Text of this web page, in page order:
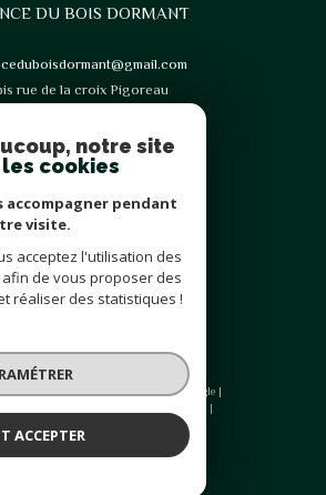
DU BOIS DORMANT
rue de la croix Pigoreau
Adhérents
réservés | Traduction powered by Google |
notre site
cookies
accompagner pendant
visite.
acceptez l'utilisation des
de vous proposer des
réaliser des statistiques !
ACCEPTER